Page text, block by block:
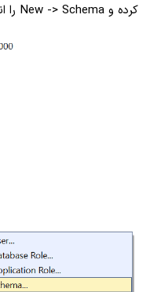
کرده و New -> Schema را انتخاب کنید.